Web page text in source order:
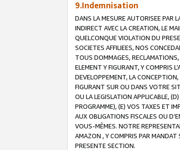
9.Indemnisation
DANS LA MESURE AUTORISEE PAR
INDIRECT AVEC LA CREATION, LE
QUELCONQUE VIOLATION DU
SOCIETES AFFILIEES, NOS
TOUS DOMMAGES,
ELEMENT Y FIGURANT, Y COMPRIS
DEVELOPPEMENT, LA
FIGURANT SUR OU DANS VOTRE
OU LA LEGISLATION APPLICABLE,
PROGRAMME), (E) VOS TAXES ET
AUX OBLIGATIONS FISCALES OU
VOUS-MÊMES. NOTRE
AMAZON , Y COMPRIS PAR
PRESENTE SECTION.